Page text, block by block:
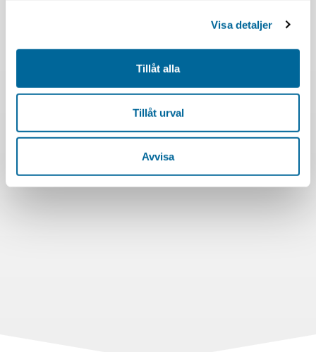
Visa detaljer
Tillåt alla
Tillåt urval
Avvisa